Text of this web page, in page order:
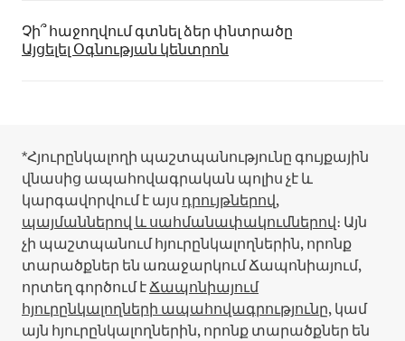
Չի՞ հաջողվում գտնել ձեր փնտրածը
Այցելել Օգնության կենտրոն
*Հյուրընկալողի պաշտպանությունը գույքային
վնասից ապահովագրական պոլիս չէ և
կարգավորվում է այս դրույթներով,
պայմաններով և սահմանափակումներով։ Այն
չի պաշտպանում հյուրընկալողներին, որոնք
տարածքներ են առաջարկում Ճապոնիայում,
որտեղ գործում էՃապոնիայում
հյուրընկալողների ապահովագրությունը, կամ
այն հյուրընկալողներին, որոնք տարածքներ են